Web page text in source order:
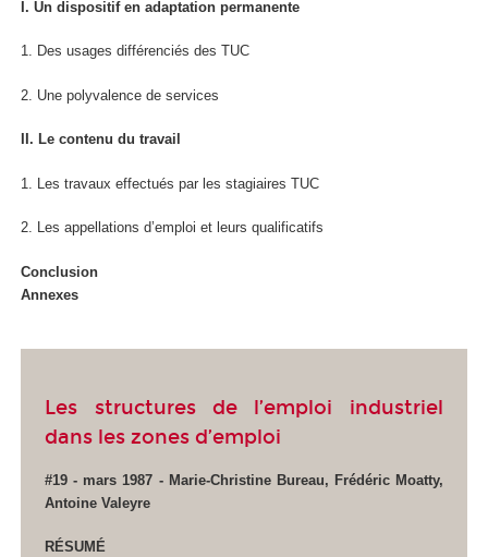
I. Un dispositif en adaptation permanente
1. Des usages différenciés des TUC
2. Une polyvalence de services
II. Le contenu du travail
1. Les travaux effectués par les stagiaires TUC
2. Les appellations d’emploi et leurs qualificatifs
Conclusion
Annexes
Les structures de l’emploi industriel
dans les zones d’emploi
#19 - mars 1987 - Marie-Christine Bureau, Frédéric Moatty,
Antoine Valeyre
RÉSUMÉ